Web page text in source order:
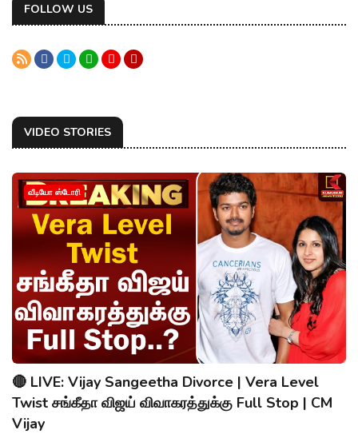
FOLLOW US
VIDEO STORIES
வீடியோ ஸ்டோரி
🔴 LIVE: Vijay Sangeetha Divorce | Vera Level
Twist சங்கீதா விஜய் விவாகரத்துக்கு Full Stop | CM
Vijay